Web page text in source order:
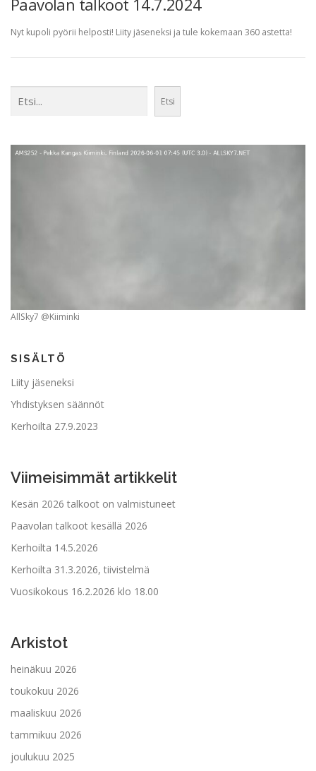
Paavolan talkoot 14.7.2024
Nyt kupoli pyörii helposti! Liity jäseneksi ja tule kokemaan 360 astetta!
Etsi
AllSky7 @Kiiminki
SISÄLTÖ
Liity jäseneksi
Yhdistyksen säännöt
Kerhoilta 27.9.2023
Viimeisimmät artikkelit
Kesän 2026 talkoot on valmistuneet
Paavolan talkoot kesällä 2026
Kerhoilta 14.5.2026
Kerhoilta 31.3.2026, tiivistelmä
Vuosikokous 16.2.2026 klo 18.00
Arkistot
heinäkuu 2026
toukokuu 2026
maaliskuu 2026
tammikuu 2026
joulukuu 2025